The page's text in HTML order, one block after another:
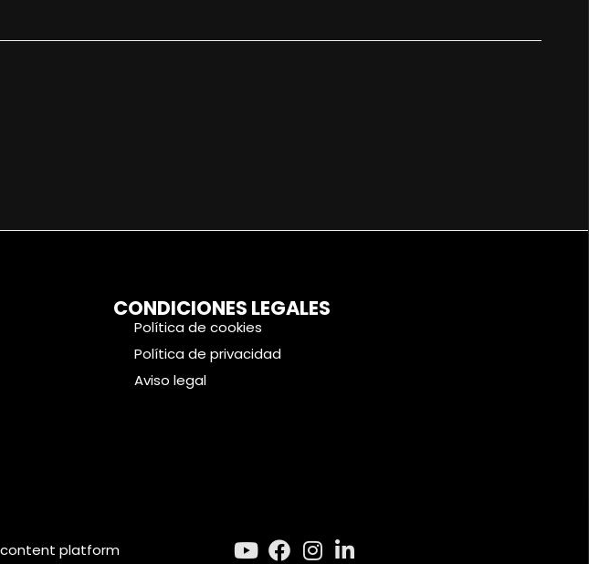
CONDICIONES LEGALES
Política de cookies
Política de privacidad
Aviso legal
content platform